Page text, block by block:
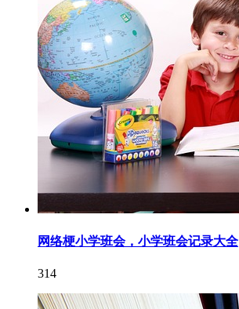
网络梗小学班会，小学班会记录大全
314